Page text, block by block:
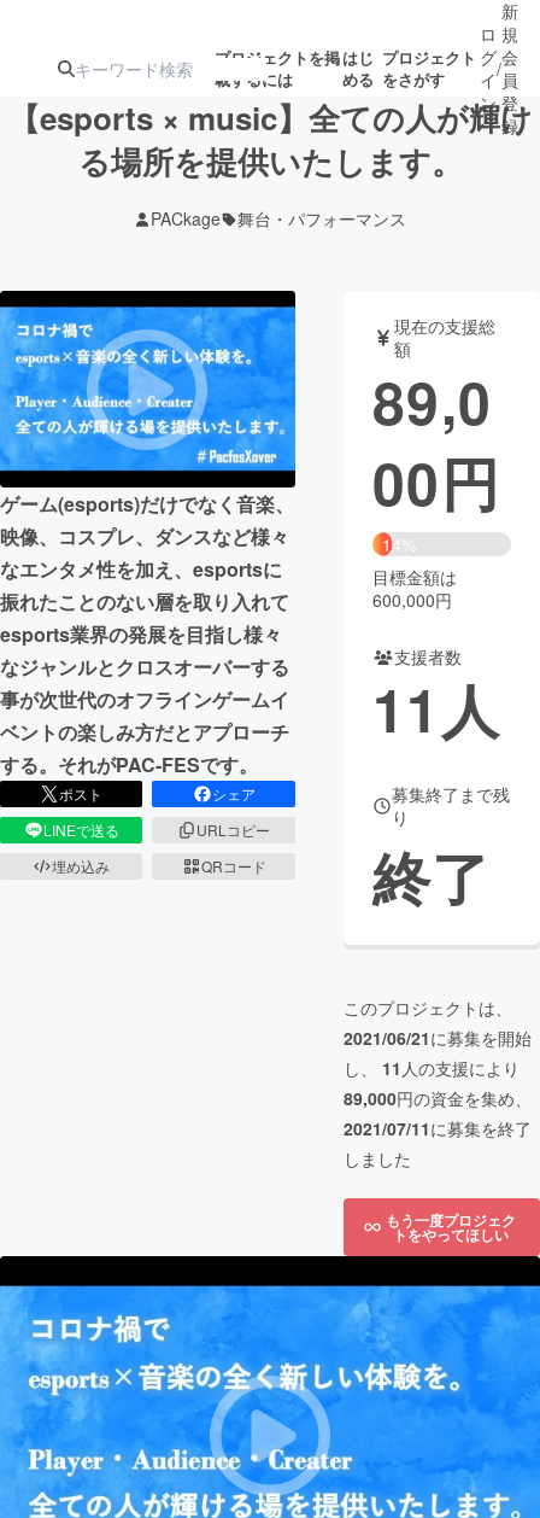
プロジェクトを掲
載するには
はじ
める
プロジェクト
をさがす
ターン
注目の新着プロ
ジェクト
ロジェクト
アート・写真 音楽
テクノロジー・ガジェット ゲーム・
映像・映画 書籍・雑誌
ビジネス・起業 チャレンジ
まちづくり・地域活性化
CAMPFIRE for Social Good
CAMPFIRE Creation
CAMPFIREふるさと納税machi-ya コミュニティ
ロ
グ
イ
ン
/
新
規
会
員
登
録
【esports × music】全ての人が輝け
る場所を提供いたします。
PACkage 舞台・パフォーマンス
ゲーム(esports)だけでなく音楽、
映像、コスプレ、ダンスなど様々
なエンタメ性を加え、esportsに
振れたことのない層を取り入れて
esports業界の発展を目指し様々
なジャンルとクロスオーバーする
事が次世代のオフラインゲームイ
ベントの楽しみ方だとアプローチ
する。それがPAC-FESです。
ポスト
シェア
LINEで送る
URLコピー
埋め込み
QRコード
現在の支援総
額
89,0
00円
14%
目標金額は
600,000円
支援者数
11 人
募集終了まで残
り
終了
このプロジェクトは、
2021/06/21に募集を開始
し、 11 人の支援により
89,000円の資金を集め、
2021/07/11に募集を終了
しました
もう一度プロジェク
トをやってほしい